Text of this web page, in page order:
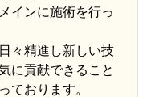
インに施術を行っ
々精進し新しい技
に貢献できること
ております。